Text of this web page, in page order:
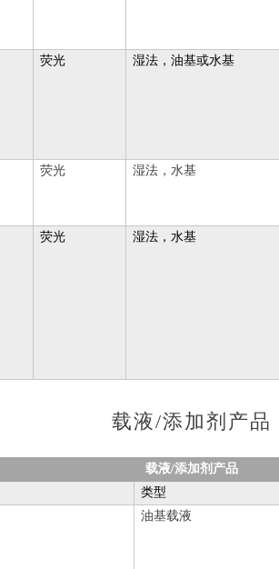
荧光 湿法，油基或水基
荧光 湿法，水基
荧光 湿法，水基
载液/添加剂产品
载液/添加剂产品
类型
油基载液